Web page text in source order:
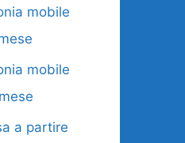
mobile
mobile
a partire